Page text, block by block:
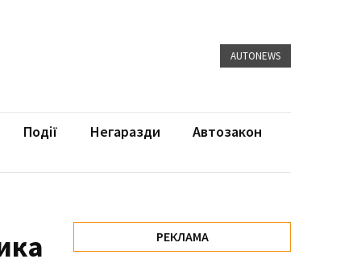
AUTONEWS
Події Негаразди Автозакон
РЕКЛАМА